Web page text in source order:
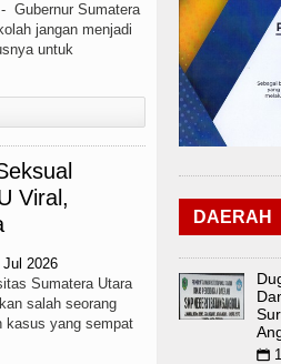
Gubernur Sumatera
jangan menjadi
untuk
Viral,
2026
Sumatera Utara
salah seorang
kasus yang sempat
DAERAH
📅